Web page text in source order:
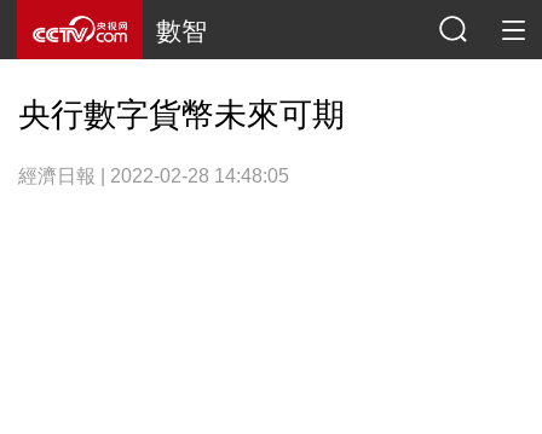
數智
央行數字貨幣未來可期
經濟日報 | 2022-02-28 14:48:05